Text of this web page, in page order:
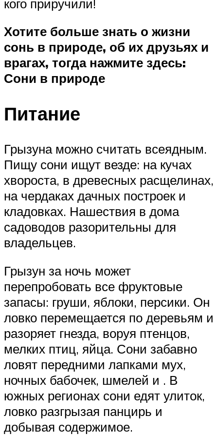
кого приручили!
Хотите больше знать о жизни
сонь в природе, об их друзьях и
врагах, тогда нажмите здесь:
Сони в природе
Питание
Грызуна можно считать всеядным.
Пищу сони ищут везде: на кучах
хвороста, в древесных расщелинах,
на чердаках дачных построек и
кладовках. Нашествия в дома
садоводов разорительны для
владельцев.
Грызун за ночь может
перепробовать все фруктовые
запасы: груши, яблоки, персики. Он
ловко перемещается по деревьям и
разоряет гнезда, воруя птенцов,
мелких птиц, яйца. Сони забавно
ловят передними лапками мух,
ночных бабочек, шмелей и . В
южных регионах сони едят улиток,
ловко разгрызая панцирь и
добывая содержимое.